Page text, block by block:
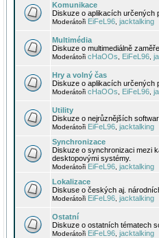
Komunikace
Diskuze o aplikacích určených
Moderátoři EiFeL96 jacktalking
Multimédia
Diskuze o multimediálně
Moderátoři cHaOOs EiFeL96
Hry a volný čas
Diskuze o aplikacích určených
Moderátoři cHaOOs EiFeL96
Utility
Diskuze o nejrůznějších
Moderátoři EiFeL96 jacktalking
Synchronizace
Diskuze o synchronizaci mezi
desktopovými systémy.
Moderátoři EiFeL96 jacktalking
Lokalizace
Diskuse o českých aj.
Moderátoři EiFeL96 jacktalking
Ostatní
Diskuze o ostatních tématech
Moderátoři EiFeL96 jacktalking